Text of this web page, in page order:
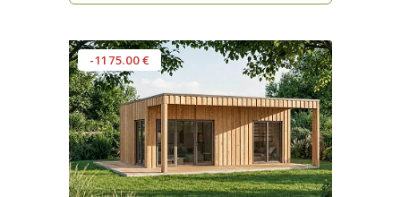
-1175.00 €